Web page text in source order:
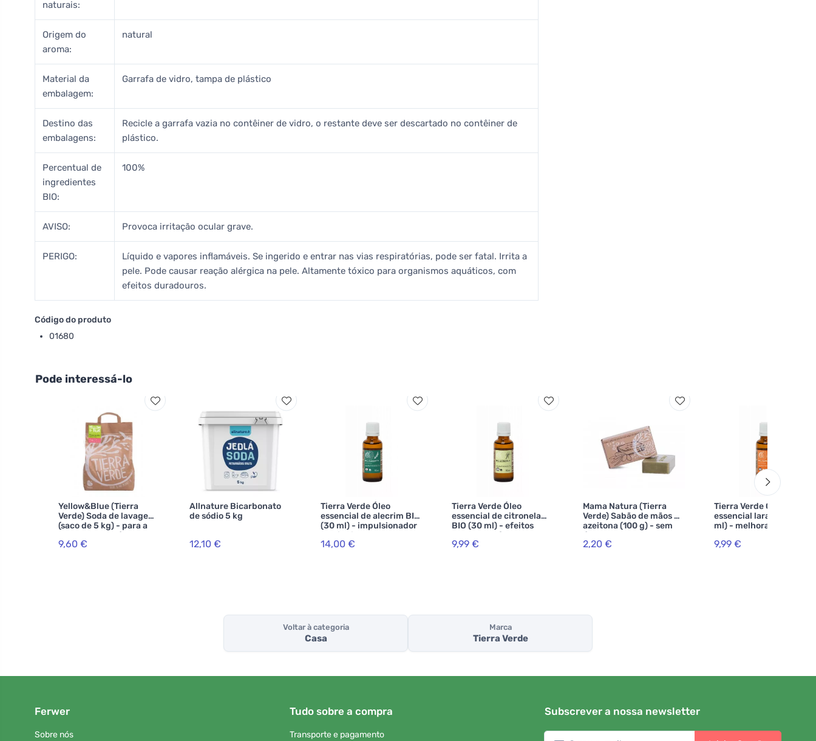
naturais:
Origem do
aroma:
natural
Material da
embalagem:
Garrafa de vidro, tampa de plástico
Destino das
embalagens:
Recicle a garrafa vazia no contêiner de vidro, o restante deve ser descartado no contêiner de
plástico.
Percentual de
ingredientes
BIO:
100%
AVISO: Provoca irritação ocular grave.
PERIGO:
Líquido e vapores inflamáveis. Se ingerido e entrar nas vias respiratórias, pode ser fatal. Irrita a
pele. Pode causar reação alérgica na pele. Altamente tóxico para organismos aquáticos, com
efeitos duradouros.
Código do produto
01680
Pode interessá-lo
Yellow&Blue (Tierra
Verde) Soda de lavagem
(saco de 5 kg) - para a
produção de pó
artesanal
9,60 €
Allnature Bicarbonato
de sódio 5 kg
12,10 €
Tierra Verde Óleo
essencial de alecrim BIO
(30 ml) - impulsionador
da vitalidade
14,00 €
Tierra Verde Óleo
essencial de citronela
BIO (30 ml) - efeitos
repelentes fortes
9,99 €
Mama Natura (Tierra
Verde) Sabão de mãos de
azeitona (100 g) - sem
óleo de palma
2,20 €
Tierra Verde Óleo
essencial laranja BIO (30
ml) - melhorador de
9,99 €
Voltar à categoria
Casa
Marca
Tierra Verde
Ferwer
Sobre nós
Tudo sobre a compra
Transporte e pagamento
Subscrever a nossa newsletter